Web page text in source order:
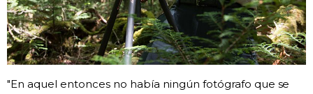
"En aquel entonces no había ningún fotógrafo que se